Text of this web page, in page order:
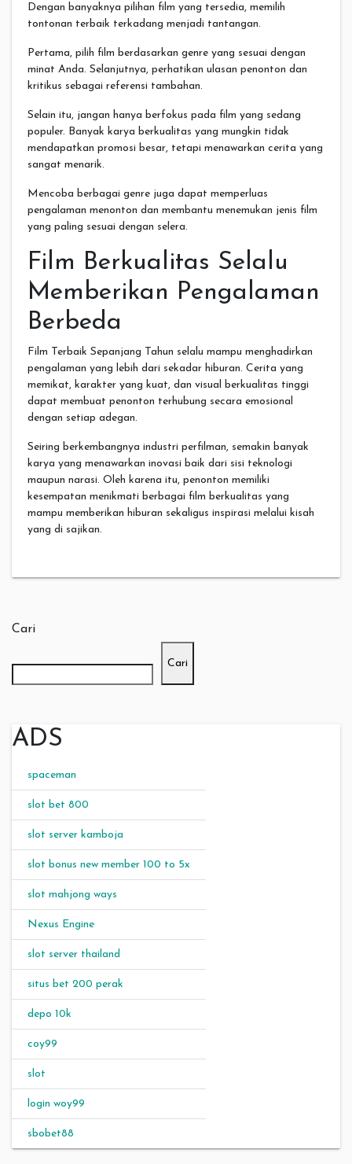
Dengan banyaknya pilihan film yang tersedia, memilih
tontonan terbaik terkadang menjadi tantangan.
Pertama, pilih film berdasarkan genre yang sesuai dengan
minat Anda. Selanjutnya, perhatikan ulasan penonton dan
kritikus sebagai referensi tambahan.
Selain itu, jangan hanya berfokus pada film yang sedang
populer. Banyak karya berkualitas yang mungkin tidak
mendapatkan promosi besar, tetapi menawarkan cerita yang
sangat menarik.
Mencoba berbagai genre juga dapat memperluas
pengalaman menonton dan membantu menemukan jenis film
yang paling sesuai dengan selera.
Film Berkualitas Selalu
Memberikan Pengalaman
Berbeda
Film Terbaik Sepanjang Tahun selalu mampu menghadirkan
pengalaman yang lebih dari sekadar hiburan. Cerita yang
memikat, karakter yang kuat, dan visual berkualitas tinggi
dapat membuat penonton terhubung secara emosional
dengan setiap adegan.
Seiring berkembangnya industri perfilman, semakin banyak
karya yang menawarkan inovasi baik dari sisi teknologi
maupun narasi. Oleh karena itu, penonton memiliki
kesempatan menikmati berbagai film berkualitas yang
mampu memberikan hiburan sekaligus inspirasi melalui kisah
yang di sajikan.
Cari
Cari
ADS
spaceman
slot bet 800
slot server kamboja
slot bonus new member 100 to 5x
slot mahjong ways
Nexus Engine
slot server thailand
situs bet 200 perak
depo 10k
coy99
slot
login woy99
sbobet88